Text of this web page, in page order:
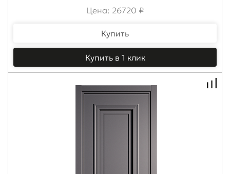
Цена: 26720 ₽
Купить
Купить в 1 клик